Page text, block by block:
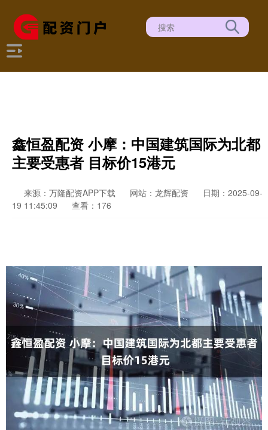
鑫恒盈配资 小摩：中国建筑国际为北都
主要受惠者 目标价15港元
来源：万隆配资APP下载 网站：龙辉配资
日期：2025-09-
19 11:45:09
查看：176